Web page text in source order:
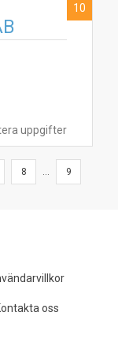
uppgifter
10
8 ... 9
oss